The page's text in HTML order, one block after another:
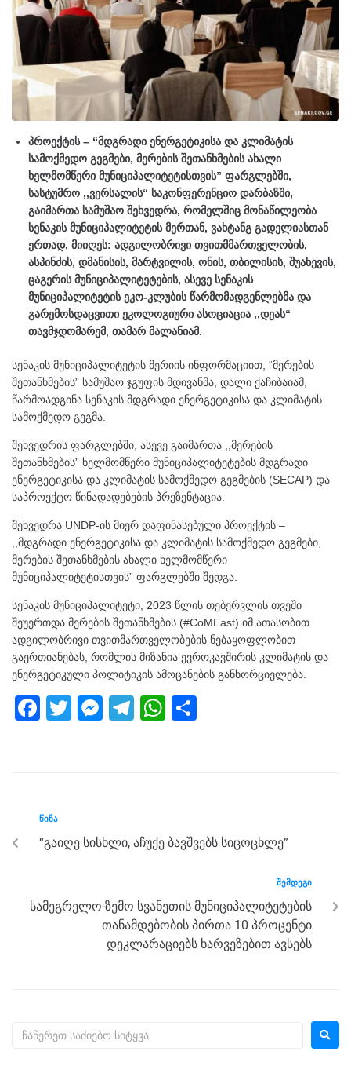
პროექტის – “მდგრადი ენერგეტიკისა და კლიმატის
სამოქმედო გეგმები, მერების შეთანხმების ახალი
ხელმომწერი მუნიციპალიტეტისთვის” ფარგლებში,
სასტუმრო ,,ვერსალის“ საკონფერენციო დარბაზში,
გაიმართა სამუშაო შეხვედრა, რომელშიც მონაწილეობა
სენაკის მუნიციპალიტეტის მერთან, ვახტანგ გადელიასთან
ერთად, მიიღეს: ადგილობრივი თვითმმართველობის,
ასპინძის, დმანისის, მარტვილის, ონის, თბილისის, შუახევის,
ცაგერის მუნიციპალიტეტების, ასევე სენაკის
მუნიციპალიტეტის ეკო-კლუბის წარმომადგენლებმა და
გარემოსდაცვითი ეკოლოგიური ასოციაცია ,,დეას“
თავმჯდომარემ, თამარ მალანიამ.
სენაკის მუნიციპალიტეტის მერიის ინფორმაციით, “მერების
შეთანხმების” სამუშაო ჯგუფის მდივანმა, დალი ქაჩიბაიამ,
წარმოადგინა სენაკის მდგრადი ენერგეტიკისა და კლიმატის
სამოქმედო გეგმა.
შეხვედრის ფარგლებში, ასევე გაიმართა ,,მერების
შეთანხმების” ხელმომწერი მუნიციპალიტეტების მდგრადი
ენერგეტიკისა და კლიმატის სამოქმედო გეგმების (SECAP) და
საპროექტო წინადადებების პრეზენტაცია.
შეხვედრა UNDP-ის მიერ დაფინასებული პროექტის –
,,მდგრადი ენერგეტიკისა და კლიმატის სამოქმედო გეგმები,
მერების შეთანხმების ახალი ხელმომწერი
მუნიციპალიტეტისთვის” ფარგლებში შედგა.
სენაკის მუნიციპალიტეტი, 2023 წლის თებერვლის თვეში
შეუერთდა მერების შეთანხმების (#CoMEast) იმ ათასობით
ადგილობრივი თვითმართველობების ნებაყოფლობით
გაერთიანებას, რომლის მიზანია ევროკავშირის კლიმატის და
ენერგეტიკული პოლიტიკის ამოცანების განხორციელება.
F
b
o
o
T
M
g
er
T
m
W
p
ᲬᲘᲜᲐ
“გაიღე სისხლი, აჩუქე ბავშვებს სიცოცხლე”
ᲨᲔᲛᲓᲔᲒᲘ
სამეგრელო-ზემო სვანეთის მუნიციპალიტეტების
თანამდებობის პირთა 10 პროცენტი
დეკლარაციებს ხარვეზებით ავსებს